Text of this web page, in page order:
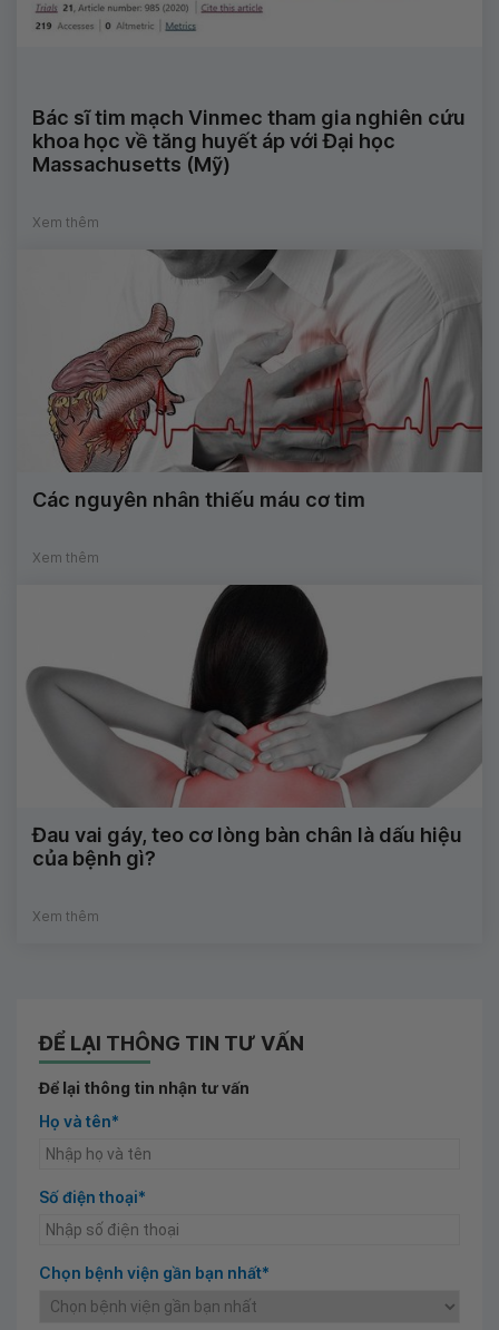
Bác sĩ tim mạch Vinmec tham gia nghiên cứu
khoa học về tăng huyết áp với Đại học
Massachusetts (Mỹ)
Xem thêm
Các nguyên nhân thiếu máu cơ tim
Xem thêm
Đau vai gáy, teo cơ lòng bàn chân là dấu hiệu
của bệnh gì?
Xem thêm
ĐỂ LẠI THÔNG TIN TƯ VẤN
Để lại thông tin nhận tư vấn
Họ và tên*
Số điện thoại*
Chọn bệnh viện gần bạn nhất*